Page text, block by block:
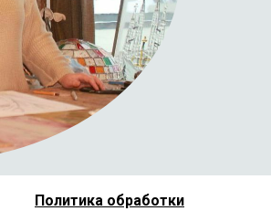
П олитика обработки